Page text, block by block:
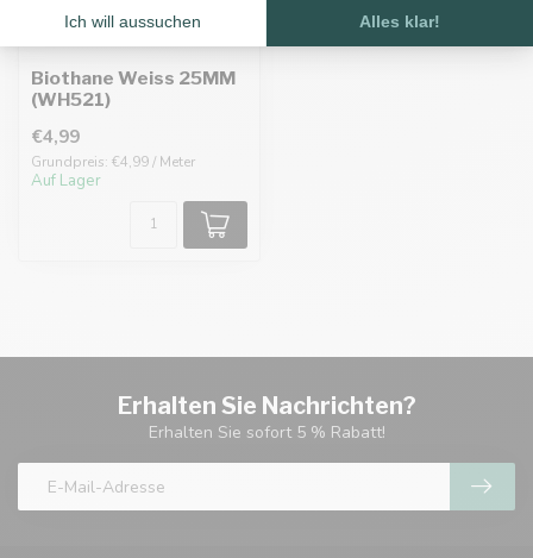
Biothane Weiss 25MM
(WH521)
€4,99
Grundpreis: €4,99 / Meter
Auf Lager
Erhalten Sie Nachrichten?
Erhalten Sie sofort 5 % Rabatt!